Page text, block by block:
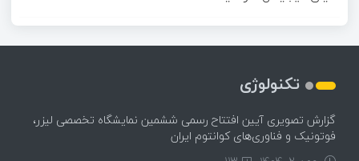
تکنولوژی
گزارش تصویری آیین افتتاح رسمی ششمین نمایشگاه تخصصی لیزر،
فوتونیک و فناوری‌های کوانتوم ایران